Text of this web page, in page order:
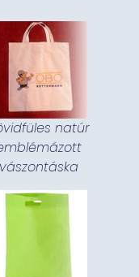
natúr
vászontáska